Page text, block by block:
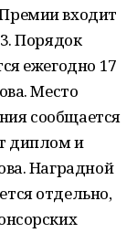
входит
Порядок
ежегодно 17
Место
сообщается
диплом и
Наградной
отдельно,